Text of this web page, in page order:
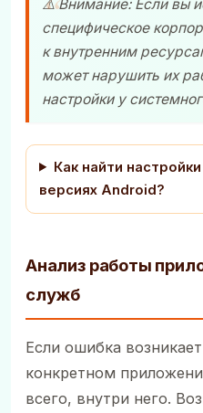
⚠️ Внимание: Если вы
специфическое
к внутренним
может нарушить их
настройки у
Как найти
версиях Android?
Анализ работы
служб
Если ошибка
конкретном
всего, внутри него.